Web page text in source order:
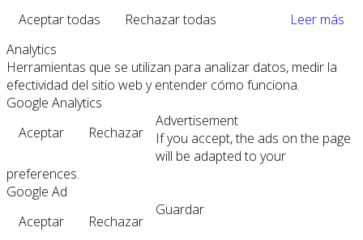
Aceptar todas
Rechazar todas
Leer más
Analytics
Herramientas que se utilizan para analizar datos, medir la
efectividad del sitio web y entender cómo funciona.
Google Analytics
Aceptar
Rechazar
Advertisement
If you accept, the ads on the page
will be adapted to your
preferences.
Google Ad
Aceptar
Rechazar
Guardar